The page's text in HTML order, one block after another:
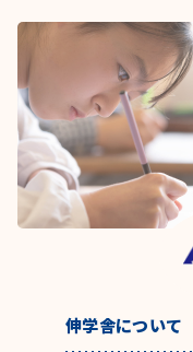
伸学舎について